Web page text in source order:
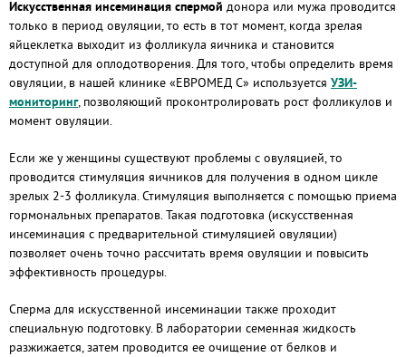
Искусственная инсеминация спермой донора или мужа проводится
только в период овуляции, то есть в тот момент, когда зрелая
яйцеклетка выходит из фолликула яичника и становится
доступной для оплодотворения. Для того, чтобы определить время
овуляции, в нашей клинике «ЕВРОМЕД С» используется УЗИ-
мониторинг, позволяющий проконтролировать рост фолликулов и
момент овуляции.
Если же у женщины существуют проблемы с овуляцией, то
проводится стимуляция яичников для получения в одном цикле
зрелых 2-3 фолликула. Стимуляция выполняется с помощью приема
гормональных препаратов. Такая подготовка (искусственная
инсеминация с предварительной стимуляцией овуляции)
позволяет очень точно рассчитать время овуляции и повысить
эффективность процедуры.
Сперма для искусственной инсеминации также проходит
специальную подготовку. В лаборатории семенная жидкость
разжижается, затем проводится ее очищение от белков и